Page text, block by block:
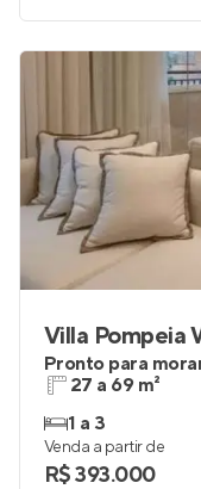
Villa Pompeia
Pronto para
27 a 69 m²
1 a 3
Venda a partir de
R$ 393.000